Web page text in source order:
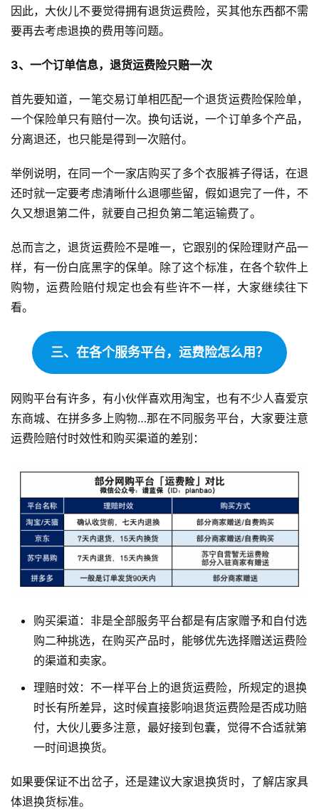
因此，大伙儿不要觉得拥有退货运费险，买其他东西都不需
要再去考虑退换的费用等问题。
3、一个订单信息，退货运费险只赔一次
首先要知道，一笔交易订单相匹配一个退货运费险保险单，
一个保险单只有赔付一次。换句话说，一个订单多个产品，
分离退还，也只能是得到一次赔付。
举例说明，在同一个一家店购买了多个衣服裤子得话，在退
还时就一定要考虑清晰什么退哪些留，假如退完了一件，不
久又想退第二件，就要自己担负第二笔运输费了。
总而言之，退货运费险不是唯一，它跟别的保险理财产品一
样，有一份白底黑字的保单。除了这个标准，在各个软件上
购物，运费险赔付规定也会有些许不一样，大家继续往下
看。
三、在各个服务平台，运费险怎么用？
网购平台有许多，有小伙伴喜欢用淘宝，也有不少人喜爱京
东商城、在拼多多上购物…那在不同服务平台，大家要注意
运费险赔付时效性和购买渠道的差别：
购买渠道：非是全部服务平台都是有店家赠予和自付选
购二种挑选，在购买产品时，能够优先选择赠送运费险
的渠道和卖家。
理赔时效：不一样平台上的退货运费险，所规定的退换
时长有所差异，这时候直接影响退货运费险是否成功赔
付，大伙儿要多注意，最好接到包囊，觉得不合适就第
一时间退换货。
如果要保证不出岔子，还是建议大家退换货时，了解店家具
体退换货标准。